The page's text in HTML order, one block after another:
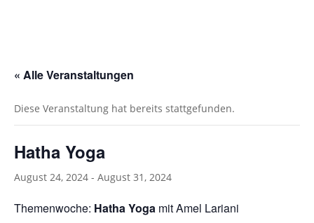
« Alle Veranstaltungen
Diese Veranstaltung hat bereits stattgefunden.
Hatha Yoga
August 24, 2024 - August 31, 2024
Themenwoche: Hatha Yoga mit Amel Lariani